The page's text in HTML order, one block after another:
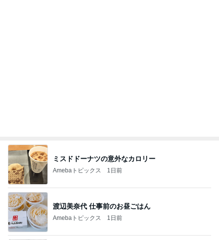
ミスドドーナツの意外なカロリー
Amebaトピックス 1日前
渡辺美奈代 仕事前のお昼ごはん
Amebaトピックス 1日前